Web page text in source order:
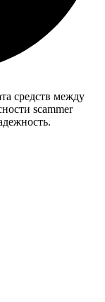
средств между
scammer